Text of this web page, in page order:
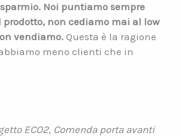
Noi puntiamo sempre
non cediamo mai al low
vendiamo. Questa è la ragione
meno clienti che in
ECO2, Comenda porta avanti